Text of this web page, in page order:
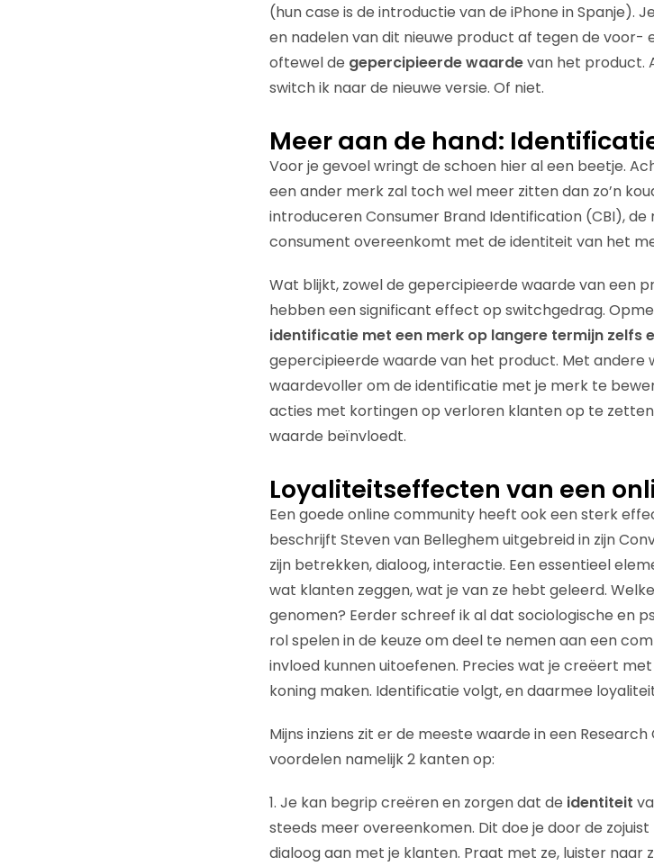
(hun case is de introductie van de iPhone in Spanje).
en nadelen van dit nieuwe product af tegen de voor-
oftewel de gepercipieerde waardevan het product.
switch ik naar de nieuwe versie. Of niet.
Meer aan de hand:
Voor je gevoel wringt de schoen hier al een beetje.
een ander merk zal toch wel meer zitten dan zo’n
introduceren Consumer Brand Identification (CBI),
consument overeenkomt met de identiteit van het
Wat blijkt, zowel de gepercipieerde waarde van een
hebben een significant effect op switchgedrag.
identificatie met een merk op langere termijn zelfs
gepercipieerde waarde van het product. Met andere
waardevoller om de identificatie met je merk te
acties met kortingen op verloren klanten op te
waarde beïnvloedt.
Loyaliteitseffecten van een
Een goede online community heeft ook een sterk
beschrijft Steven van Belleghem uitgebreid in zijn
zijn betrekken, dialoog, interactie. Een essentieel
wat klanten zeggen, wat je van ze hebt geleerd.
genomen? Eerder schreef ik al dat sociologische en
rol spelen in de keuze om deel te nemen aan een
invloed kunnen uitoefenen. Precies wat je creëert
koning maken. Identificatie volgt, en daarmee
Mijns inziens zit er de meeste waarde in een
voordelen namelijk 2 kanten op:
1. Je kan begrip creëren en zorgen dat de identiteit
steeds meer overeenkomen. Dit doe je door de
dialoog aan met je klanten. Praat met ze, luister naar